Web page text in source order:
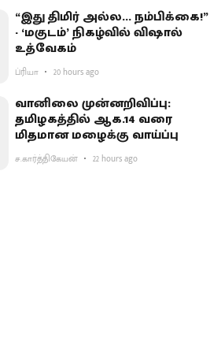
“இது திமிர் அல்ல... நம்பிக்கை!”
- ‘மகுடம்’ நிகழ்வில் விஷால்
உத்வேகம்
ப்ரியா 20 hours ago
வானிலை முன்னறிவிப்பு:
தமிழகத்தில் ஆக.14 வரை
மிதமான மழைக்கு வாய்ப்பு
ச.கார்த்திகேயன் 22 hours ago